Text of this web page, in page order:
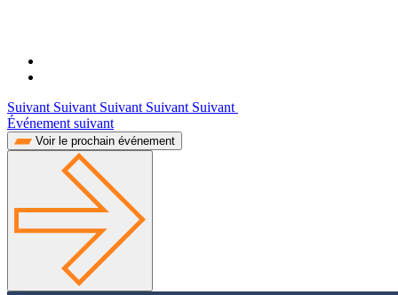
Suivant Suivant Suivant Suivant Suivant
Événement suivant
Voir le prochain événement